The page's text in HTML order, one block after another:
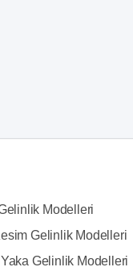
Modelleri
Gelinlik Modelleri
Yaka Gelinlik Modelleri